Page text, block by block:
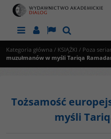
MenuPanelLangSzukaj
Kategoria główna / KSIĄŻKI / Poza
muzułmanów w myśli Tariqa
Tożsamość
myśli